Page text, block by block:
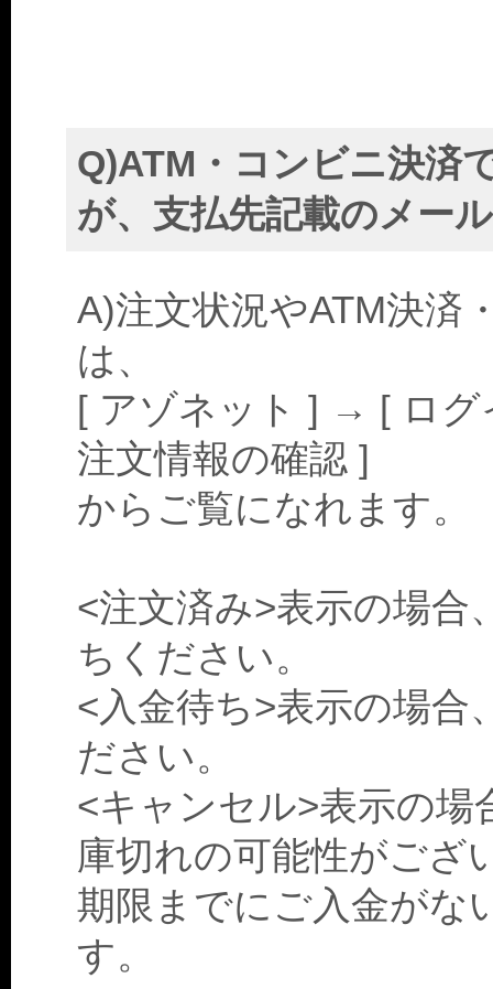
Q)ATM・コンビニ決済
が、支払先記載のメー
A)注文状況やATM決済
は、
[ アゾネット ] → [ ロ
注文情報の確認 ]
からご覧になれます。
<注文済み>表示の場合
ちください。
<入金待ち>表示の場合
ださい。
<キャンセル>表示の場
庫切れの可能性がござ
期限までにご入金がな
す。